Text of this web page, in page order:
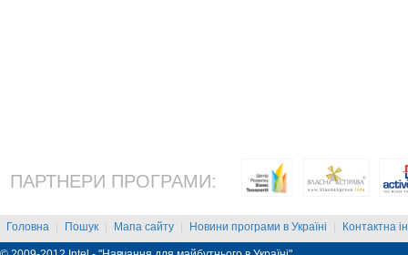
ПАРТНЕРИ ПРОГРАМИ:
Головна | Пошук | Мапа сайту | Новини програми в Україні | Контактна